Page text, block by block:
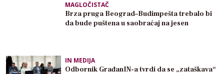
MAGLOČISTAČ
Brza pruga Beograd–Budimpešta trebalo bi
da bude puštena u saobraćaj na jesen
IN MEDIJA
Odbornik GrađanIN-a tvrdi da se „zataškava“